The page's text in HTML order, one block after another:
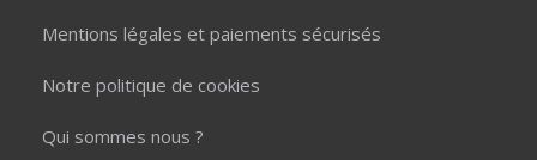
Mentions légales et paiements sécurisés
Notre politique de cookies
Qui sommes nous ?